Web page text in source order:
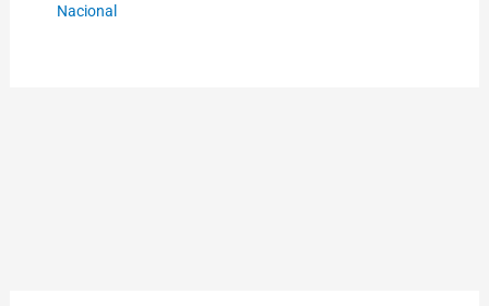
Nacional